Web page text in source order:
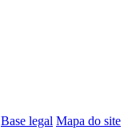
Base legal Mapa do site